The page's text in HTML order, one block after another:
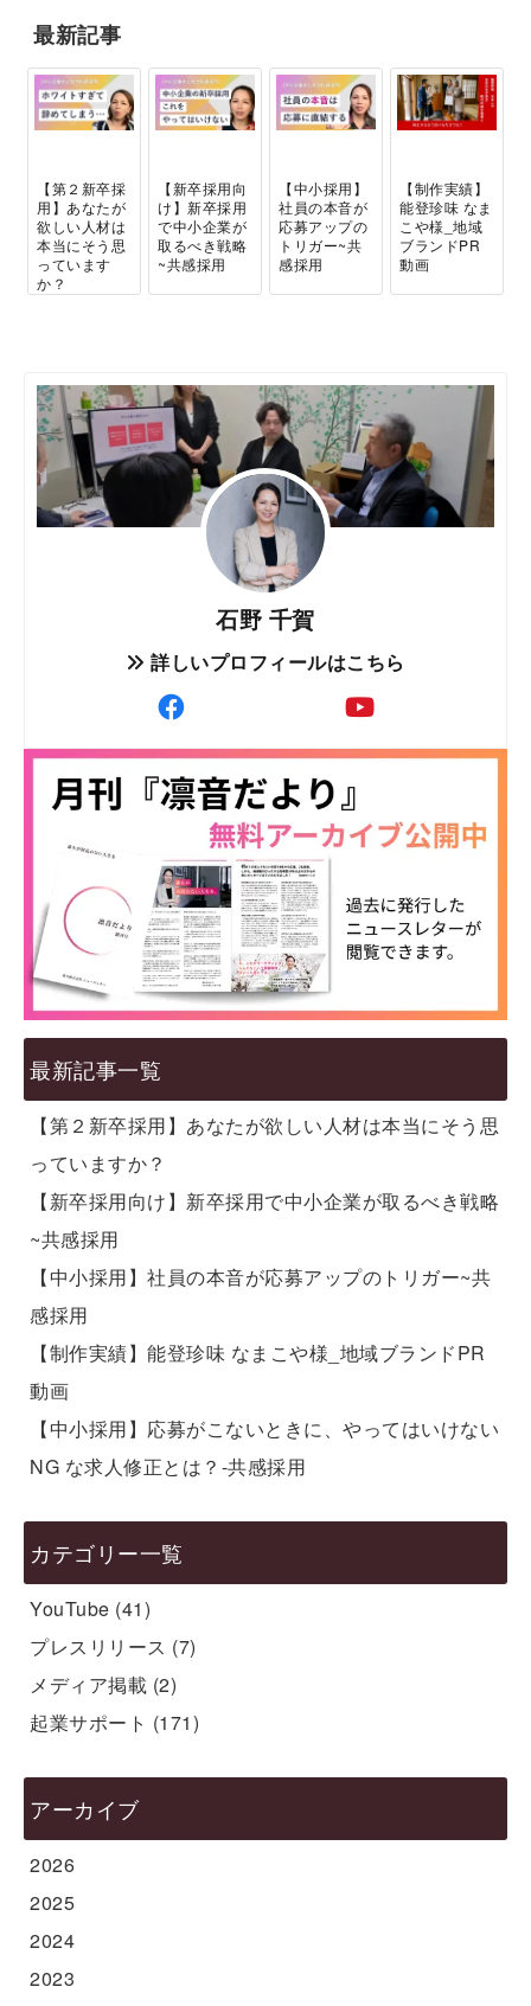
最新記事
【第２新卒採
用】あなたが
欲しい人材は
本当にそう思
っています
か？
【新卒採用向
け】新卒採用
で中小企業が
取るべき戦略
~共感採用
【中小採用】
社員の本音が
応募アップの
トリガー~共
感採用
【制作実績】
能登珍味 なま
こや様_地域
ブランドPR
動画
石野 千賀
詳しいプロフィールはこちら
最新記事一覧
【第２新卒採用】あなたが欲しい人材は本当にそう思
っていますか？
【新卒採用向け】新卒採用で中小企業が取るべき戦略
~共感採用
【中小採用】社員の本音が応募アップのトリガー~共
感採用
【制作実績】能登珍味 なまこや様_地域ブランドPR
動画
【中小採用】応募がこないときに、やってはいけない
NG な求人修正とは？-共感採用
カテゴリー一覧
YouTube (41)
プレスリリース (7)
メディア掲載 (2)
起業サポート (171)
アーカイブ
2026
2025
2024
2023